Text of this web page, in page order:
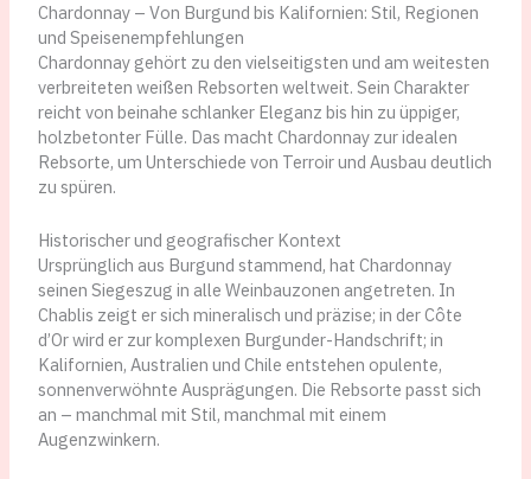
Chardonnay – Von Burgund bis Kalifornien: Stil, Regionen
und Speisenempfehlungen
Chardonnay gehört zu den vielseitigsten und am weitesten
verbreiteten weißen Rebsorten weltweit. Sein Charakter
reicht von beinahe schlanker Eleganz bis hin zu üppiger,
holzbetonter Fülle. Das macht Chardonnay zur idealen
Rebsorte, um Unterschiede von Terroir und Ausbau deutlich
zu spüren.
Historischer und geografischer Kontext
Ursprünglich aus Burgund stammend, hat Chardonnay
seinen Siegeszug in alle Weinbauzonen angetreten. In
Chablis zeigt er sich mineralisch und präzise; in der Côte
d’Or wird er zur komplexen Burgunder-Handschrift; in
Kalifornien, Australien und Chile entstehen opulente,
sonnenverwöhnte Ausprägungen. Die Rebsorte passt sich
an – manchmal mit Stil, manchmal mit einem
Augenzwinkern.